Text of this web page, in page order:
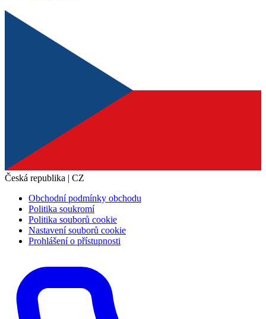
Česká republika | CZ
Obchodní podmínky obchodu
Politika soukromí
Politika souborů cookie
Nastavení souborů cookie
Prohlášení o přístupnosti